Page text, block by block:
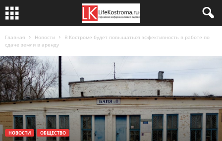
Главная Новости
В Костроме будет повышаться эффективность в работе по
сдаче земли в аренду
НОВОСТИ ОБЩЕСТВО